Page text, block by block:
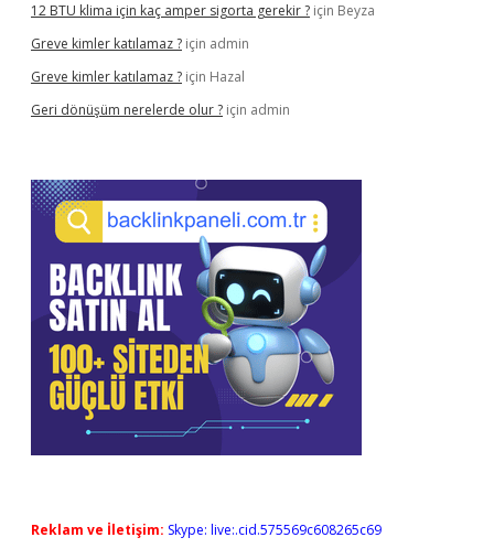
12 BTU klima için kaç amper sigorta gerekir ? için Beyza
Greve kimler katılamaz ? için admin
Greve kimler katılamaz ? için Hazal
Geri dönüşüm nerelerde olur ? için admin
Reklam ve İletişim: Skype: live:.cid.575569c608265c69